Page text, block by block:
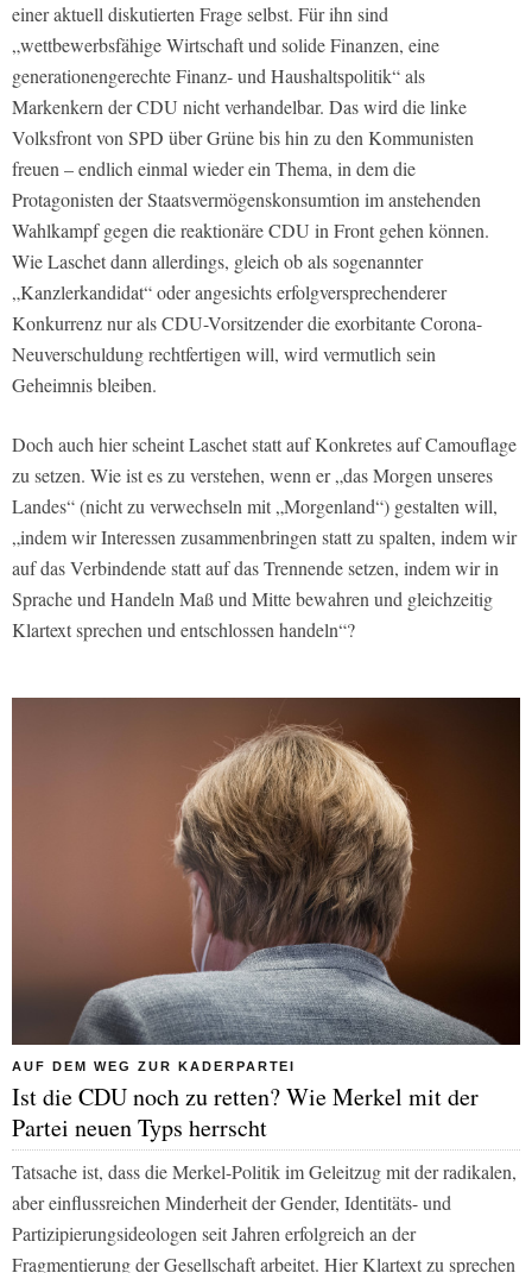
einer aktuell diskutierten Frage selbst. Für ihn sind
„wettbewerbsfähige Wirtschaft und solide Finanzen, eine
generationengerechte Finanz- und Haushaltspolitik“ als
Markenkern der CDU nicht verhandelbar. Das wird die linke
Volksfront von SPD über Grüne bis hin zu den Kommunisten
freuen – endlich einmal wieder ein Thema, in dem die
Protagonisten der Staatsvermögenskonsumtion im anstehenden
Wahlkampf gegen die reaktionäre CDU in Front gehen können.
Wie Laschet dann allerdings, gleich ob als sogenannter
„Kanzlerkandidat“ oder angesichts erfolgversprechenderer
Konkurrenz nur als CDU-Vorsitzender die exorbitante Corona-
Neuverschuldung rechtfertigen will, wird vermutlich sein
Geheimnis bleiben.
Doch auch hier scheint Laschet statt auf Konkretes auf Camouflage
zu setzen. Wie ist es zu verstehen, wenn er „das Morgen unseres
Landes“ (nicht zu verwechseln mit „Morgenland“) gestalten will,
„indem wir Interessen zusammenbringen statt zu spalten, indem wir
auf das Verbindende statt auf das Trennende setzen, indem wir in
Sprache und Handeln Maß und Mitte bewahren und gleichzeitig
Klartext sprechen und entschlossen handeln“?
AUF DEM WEG ZUR KADERPARTEI
Ist die CDU noch zu retten? Wie Merkel mit der
Partei neuen Typs herrscht
Tatsache ist, dass die Merkel-Politik im Geleitzug mit der radikalen,
aber einflussreichen Minderheit der Gender, Identitäts- und
Partizipierungsideologen seit Jahren erfolgreich an der
Fragmentierung der Gesellschaft arbeitet. Hier Klartext zu sprechen